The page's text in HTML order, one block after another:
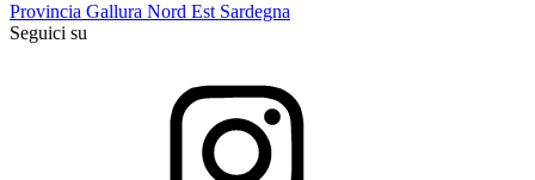
Provincia Gallura Nord Est Sardegna
Seguici su